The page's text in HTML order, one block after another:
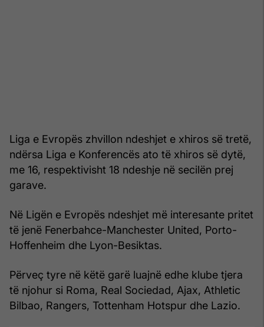
Liga e Evropës zhvillon ndeshjet e xhiros së tretë,
ndërsa Liga e Konferencës ato të xhiros së dytë,
me 16, respektivisht 18 ndeshje në secilën prej
garave.
Në Ligën e Evropës ndeshjet më interesante pritet
të jenë Fenerbahce-Manchester United, Porto-
Hoffenheim dhe Lyon-Besiktas.
Përveç tyre në këtë garë luajnë edhe klube tjera
të njohur si Roma, Real Sociedad, Ajax, Athletic
Bilbao, Rangers, Tottenham Hotspur dhe Lazio.